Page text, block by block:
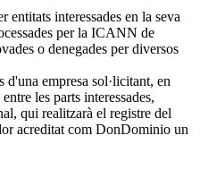
entitats interessades en la seva
per la ICANN de
o denegades per diversos
empresa sol·licitant, en
les parts interessades,
qui realitzarà el registre del
acreditat com DonDominio un